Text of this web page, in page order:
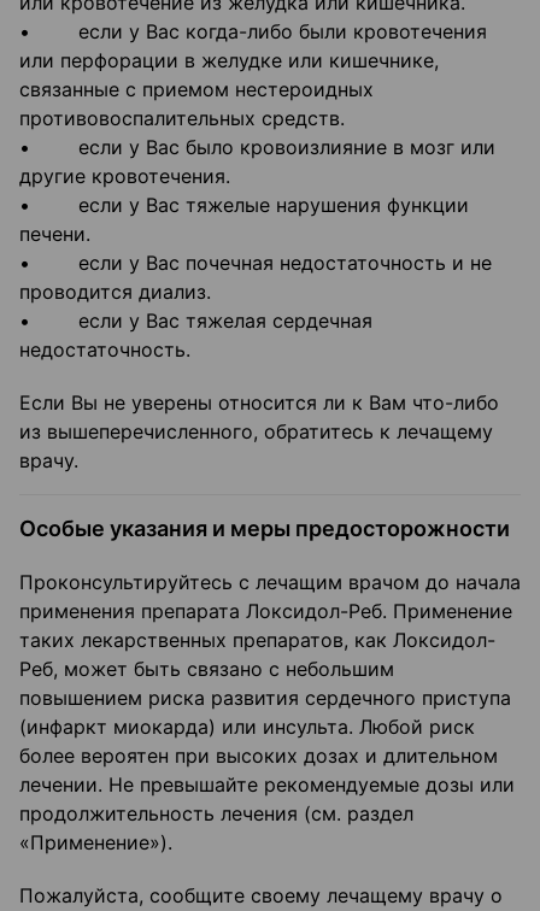
• если у Вас когда-либо были кровотечения
или перфорации в желудке или кишечнике,
связанные с приемом нестероидных
противовоспалительных средств.
• если у Вас было кровоизлияние в мозг или
другие кровотечения.
• если у Вас тяжелые нарушения функции
печени.
• если у Вас почечная недостаточность и не
проводится диализ.
• если у Вас тяжелая сердечная
недостаточность.
Если Вы не уверены относится ли к Вам что-либо
из вышеперечисленного, обратитесь к лечащему
врачу.
Особые указания и меры предосторожности
Проконсультируйтесь с лечащим врачом до начала
применения препарата Локсидол-Реб. Применение
таких лекарственных препаратов, как Локсидол-
Реб, может быть связано с небольшим
повышением риска развития сердечного приступа
(инфаркт миокарда) или инсульта. Любой риск
более вероятен при высоких дозах и длительном
лечении. Не превышайте рекомендуемые дозы или
продолжительность лечения (см. раздел
«Применение»).
Пожалуйста, сообщите своему лечащему врачу о